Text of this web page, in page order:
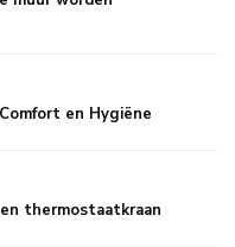
en Hygiëne
thermostaatkraan